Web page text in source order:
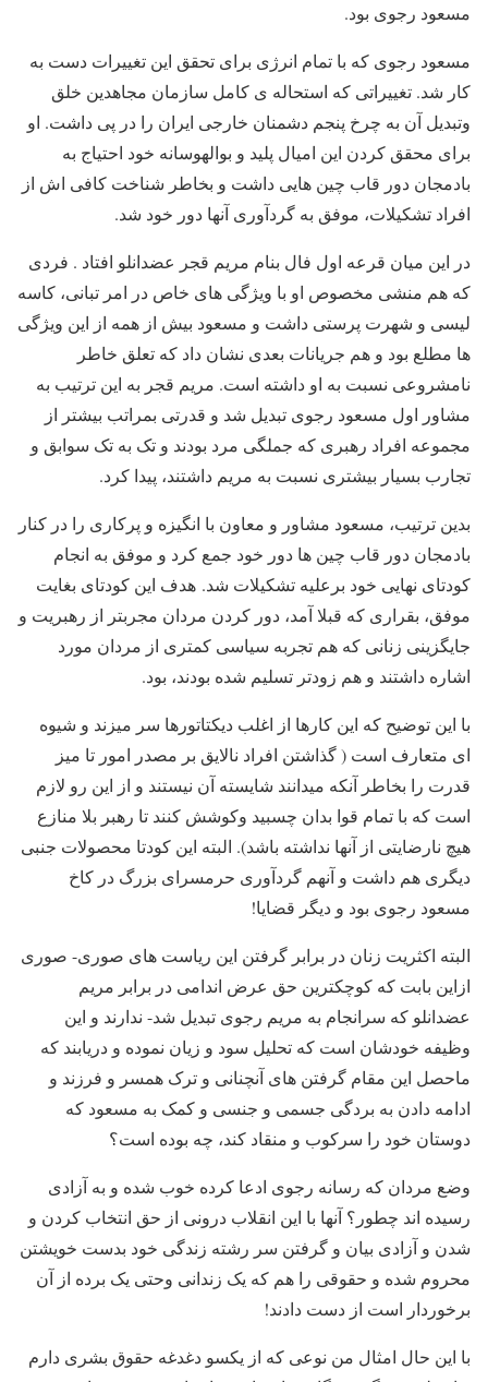
مسعود رجوی بود.
مسعود رجوی که با تمام انرژی برای تحقق این تغییرات دست به
کار شد. تغییراتی که استحاله ی کامل سازمان مجاهدین خلق
وتبدیل آن به چرخ پنجم دشمنان خارجی ایران را در پی داشت. او
برای محقق کردن این امیال پلید و بوالهوسانه خود احتیاج به
بادمجان دور قاب چین هایی داشت و بخاطر شناخت کافی اش از
افراد تشکیلات، موفق به گردآوری آنها دور خود شد.
در این میان قرعه اول فال بنام مریم قجر عضدانلو افتاد . فردی
که هم منشی مخصوص او با ویژگی های خاص در امر تبانی، کاسه
لیسی و شهرت پرستی داشت و مسعود بیش از همه از این ویژگی
ها مطلع بود و هم جریانات بعدی نشان داد که تعلق خاطر
نامشروعی نسبت به او داشته است. مریم قجر به این ترتیب به
مشاور اول مسعود رجوی تبدیل شد و قدرتی بمراتب بیشتر از
مجموعه افراد رهبری که جملگی مرد بودند و تک به تک سوابق و
تجارب بسیار بیشتری نسبت به مریم داشتند، پیدا کرد.
بدین ترتیب، مسعود مشاور و معاون با انگیزه و پرکاری را در کنار
بادمجان دور قاب چین ها دور خود جمع کرد و موفق به انجام
کودتای نهایی خود برعلیه تشکیلات شد. هدف این کودتای بغایت
موفق، بقراری که قبلا آمد، دور کردن مردان مجربتر از رهبریت و
جایگزینی زنانی که هم تجربه سیاسی کمتری از مردان مورد
اشاره داشتند و هم زودتر تسلیم شده بودند، بود.
با این توضیح که این کارها از اغلب دیکتاتورها سر میزند و شیوه
ای متعارف است ( گذاشتن افراد نالایق بر مصدر امور تا میز
قدرت را بخاطر آنکه میدانند شایسته آن نیستند و از این رو لازم
است که با تمام قوا بدان چسبید وکوشش کنند تا رهبر بلا منازع
هیچ نارضایتی از آنها نداشته باشد). البته این کودتا محصولات جنبی
دیگری هم داشت و آنهم گردآوری حرمسرای بزرگ در کاخ
مسعود رجوی بود و دیگر قضایا!
البته اکثریت زنان در برابر گرفتن این ریاست های صوری- صوری
ازاین بابت که کوچکترین حق عرض اندامی در برابر مریم
عضدانلو که سرانجام به مریم رجوی تبدیل شد- ندارند و این
وظیفه خودشان است که تحلیل سود و زیان نموده و دریابند که
ماحصل این مقام گرفتن های آنچنانی و ترک همسر و فرزند و
ادامه دادن به بردگی جسمی و جنسی و کمک به مسعود که
دوستان خود را سرکوب و منقاد کند، چه بوده است؟
وضع مردان که رسانه رجوی ادعا کرده خوب شده و به آزادی
رسیده اند چطور؟ آنها با این انقلاب درونی از حق انتخاب کردن و
شدن و آزادی بیان و گرفتن سر رشته زندگی خود بدست خویشتن
محروم شده و حقوقی را هم که یک زندانی وحتی یک برده از آن
برخوردار است از دست دادند!
با این حال امثال من نوعی که از یکسو دغدغه حقوق بشری دارم